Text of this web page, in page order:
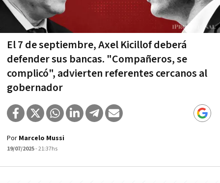
El 7 de septiembre, Axel Kicillof deberá
defender sus bancas. "Compañeros, se
complicó", advierten referentes cercanos al
gobernador
Por Marcelo Mussi
19/07/2025- 21:37hs